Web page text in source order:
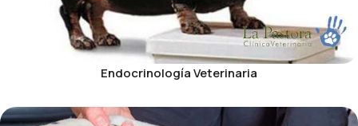
Endocrinología Veterinaria